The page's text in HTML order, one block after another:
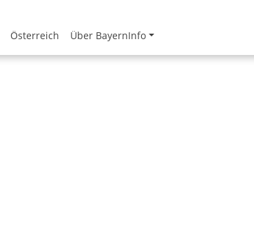
Österreich Über BayernInfo